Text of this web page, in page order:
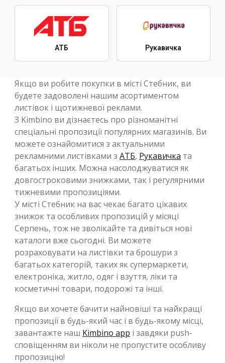
АТБ Рукавичка
Якщо ви робите покупки в місті Стебник, ви
будете задоволені нашим асортиментом
листівок і щотижневої реклами.
З Kimbino ви дізнаєтесь про різноманітні
спеціальні пропозиції популярних магазинів. Ви
можете ознайомитися з актуальними
рекламними листівками з АТБ, Рукавичка та
багатьох інших. Можна насолоджуватися як
довгостроковими знижками, так і регулярними
тижневими пропозиціями.
У місті Стебник на вас чекає багато цікавих
знижок та особливих пропозицій у місяці
Серпень, тож не зволікайте та дивіться нові
каталоги вже сьогодні. Ви можете
розраховувати на листівки та брошури з
багатьох категорій, таких як супермаркети,
електроніка, житло, одяг і взуття, ліки та
косметичні товари, подорожі та інші.
Якщо ви хочете бачити найновіші та найкращі
пропозиції в будь-який час і в будь-якому місці,
завантажте наш Kimbino app і завдяки push-
сповіщенням ви ніколи не пропустите особливу
пропозицію!